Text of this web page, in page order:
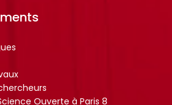
Ouverte à Paris 8